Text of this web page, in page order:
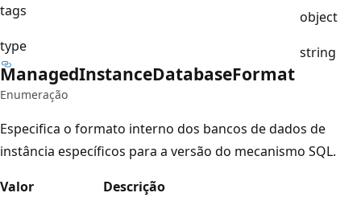
tags
object
type
string
ManagedInstanceDatabaseFormat
Enumeração
Especifica o formato interno dos bancos de dados de
instância específicos para a versão do mecanismo SQL.
Valor
Descrição